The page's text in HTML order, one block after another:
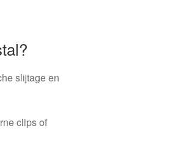
slijtage en
clips of